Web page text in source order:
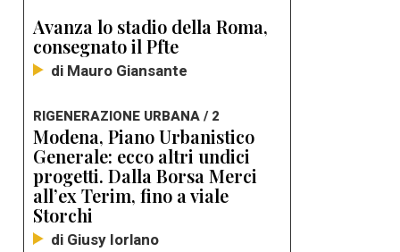
Avanza lo stadio della Roma,
consegnato il Pfte
di Mauro Giansante
RIGENERAZIONE URBANA / 2
Modena, Piano Urbanistico
Generale: ecco altri undici
progetti. Dalla Borsa Merci
all’ex Terim, fino a viale
Storchi
di Giusy Iorlano